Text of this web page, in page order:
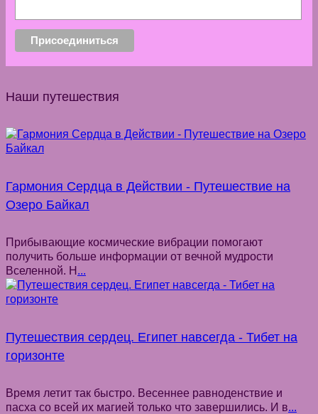
Наши путешествия
Гармония Сердца в Действии - Путешествие на
Озеро Байкал
Прибывающие космические вибрации помогают
получить больше информации от вечной мудрости
Вселенной. Н ...
Путешествия сердец. Египет навсегда - Тибет на
горизонте
Время летит так быстро. Весеннее равноденствие и
пасха со всей их магией только что завершились. И в...